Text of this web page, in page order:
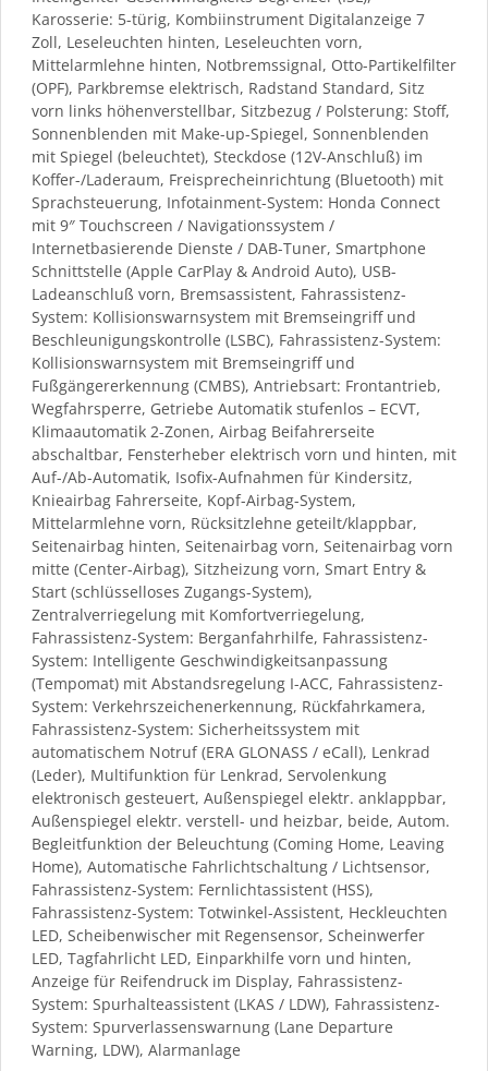
Karosserie: 5-türig, Kombiinstrument Digitalanzeige 7
Zoll, Leseleuchten hinten, Leseleuchten vorn,
Mittelarmlehne hinten, Notbremssignal, Otto-Partikelfilter
(OPF), Parkbremse elektrisch, Radstand Standard, Sitz
vorn links höhenverstellbar, Sitzbezug / Polsterung: Stoff,
Sonnenblenden mit Make-up-Spiegel, Sonnenblenden
mit Spiegel (beleuchtet), Steckdose (12V-Anschluß) im
Koffer-/Laderaum, Freisprecheinrichtung (Bluetooth) mit
Sprachsteuerung, Infotainment-System: Honda Connect
mit 9″ Touchscreen / Navigationssystem /
Internetbasierende Dienste / DAB-Tuner, Smartphone
Schnittstelle (Apple CarPlay & Android Auto), USB-
Ladeanschluß vorn, Bremsassistent, Fahrassistenz-
System: Kollisionswarnsystem mit Bremseingriff und
Beschleunigungskontrolle (LSBC), Fahrassistenz-System:
Kollisionswarnsystem mit Bremseingriff und
Fußgängererkennung (CMBS), Antriebsart: Frontantrieb,
Wegfahrsperre, Getriebe Automatik stufenlos – ECVT,
Klimaautomatik 2-Zonen, Airbag Beifahrerseite
abschaltbar, Fensterheber elektrisch vorn und hinten, mit
Auf-/Ab-Automatik, Isofix-Aufnahmen für Kindersitz,
Knieairbag Fahrerseite, Kopf-Airbag-System,
Mittelarmlehne vorn, Rücksitzlehne geteilt/klappbar,
Seitenairbag hinten, Seitenairbag vorn, Seitenairbag vorn
mitte (Center-Airbag), Sitzheizung vorn, Smart Entry &
Start (schlüsselloses Zugangs-System),
Zentralverriegelung mit Komfortverriegelung,
Fahrassistenz-System: Berganfahrhilfe, Fahrassistenz-
System: Intelligente Geschwindigkeitsanpassung
(Tempomat) mit Abstandsregelung I-ACC, Fahrassistenz-
System: Verkehrszeichenerkennung, Rückfahrkamera,
Fahrassistenz-System: Sicherheitssystem mit
automatischem Notruf (ERA GLONASS / eCall), Lenkrad
(Leder), Multifunktion für Lenkrad, Servolenkung
elektronisch gesteuert, Außenspiegel elektr. anklappbar,
Außenspiegel elektr. verstell- und heizbar, beide, Autom.
Begleitfunktion der Beleuchtung (Coming Home, Leaving
Home), Automatische Fahrlichtschaltung / Lichtsensor,
Fahrassistenz-System: Fernlichtassistent (HSS),
Fahrassistenz-System: Totwinkel-Assistent, Heckleuchten
LED, Scheibenwischer mit Regensensor, Scheinwerfer
LED, Tagfahrlicht LED, Einparkhilfe vorn und hinten,
Anzeige für Reifendruck im Display, Fahrassistenz-
System: Spurhalteassistent (LKAS / LDW), Fahrassistenz-
System: Spurverlassenswarnung (Lane Departure
Warning, LDW), Alarmanlage